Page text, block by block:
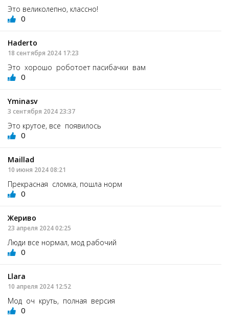
Это великолепно, классно!
0
Haderto
18 сентября 2024 17:23
Это хорошо роботоет пасибачки вам
0
Yminasv
3 сентября 2024 23:37
Это крутое, все появилось
0
Maillad
10 июня 2024 08:21
Прекрасная сломка, пошла норм
0
Жериво
23 апреля 2024 02:25
Люди все нормал, мод рабочий
0
Llara
10 апреля 2024 12:52
Мод оч круть, полная версия
0